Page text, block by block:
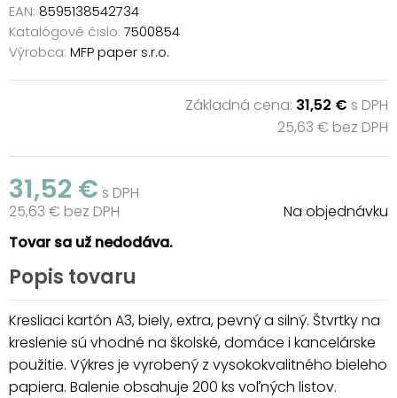
EAN: 8595138542734
Katalógové čislo: 7500854
Výrobca: MFP paper s.r.o.
Základná cena: 31,52 € s DPH
25,63 € bez DPH
31,52 € s DPH
25,63 € bez DPH
Na objednávku
Tovar sa už nedodáva.
Popis tovaru
Kresliaci kartón A3, biely, extra, pevný a silný. Štvrtky na
kreslenie sú vhodné na školské, domáce i kancelárske
použitie. Výkres je vyrobený z vysokokvalitného bieleho
papiera. Balenie obsahuje 200 ks voľných listov.